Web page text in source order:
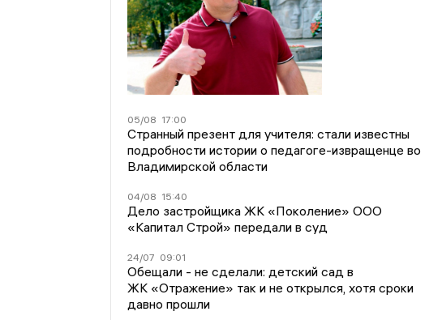
05/08 17:00
Странный презент для учителя: стали известны
подробности истории о педагоге-извращенце во
Владимирской области
04/08 15:40
Дело застройщика ЖК «Поколение» ООО
«Капитал Строй» передали в суд
24/07 09:01
Обещали - не сделали: детский сад в
ЖК «Отражение» так и не открылся, хотя сроки
давно прошли